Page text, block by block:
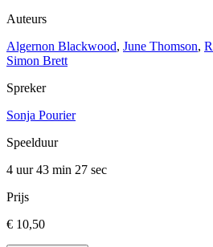
Auteurs
Algernon Blackwood, June Thomson,
Simon Brett
Spreker
Sonja Pourier
Speelduur
4 uur 43 min 27 sec
Prijs
€ 10,50